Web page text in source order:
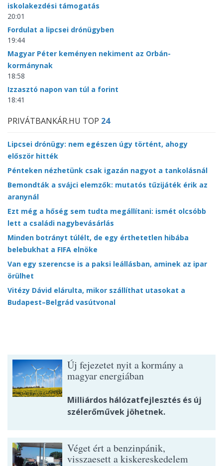
iskolakezdési támogatás
20:01
Fordulat a lipcsei drónügyben
19:44
Magyar Péter keményen nekiment az Orbán-
kormánynak
18:58
Izzasztó napon van túl a forint
18:41
PRIVÁTBANKÁR.HU TOP 24
Lipcsei drónügy: nem egészen úgy történt, ahogy
először hitték
Pénteken nézhetünk csak igazán nagyot a tankolásnál
Bemondták a svájci elemzők: mutatós tűzijáték érik az
aranynál
Ezt még a hőség sem tudta megállítani: ismét olcsóbb
lett a családi nagybevásárlás
Minden botrányt túlélt, de egy érthetetlen hibába
belebukhat a FIFA elnöke
Van egy szerencse is a paksi leállásban, aminek az ipar
örülhet
Vitézy Dávid elárulta, mikor szállíthat utasokat a
Budapest–Belgrád vasútvonal
Új fejezetet nyit a kormány a
magyar energiában
Milliárdos hálózatfejlesztés és új
szélerőművek jöhetnek.
Véget ért a benzinpánik,
visszaesett a kiskereskedelem